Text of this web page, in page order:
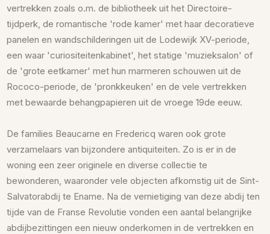
vertrekken zoals o.m. de bibliotheek uit het Directoire-
tijdperk, de romantische 'rode kamer' met haar decoratieve
panelen en wandschilderingen uit de Lodewijk XV-periode,
een waar 'curiositeitenkabinet', het statige 'muzieksalon' of
de 'grote eetkamer' met hun marmeren schouwen uit de
Rococo-periode, de 'pronkkeuken' en de vele vertrekken
met bewaarde behangpapieren uit de vroege 19de eeuw.
De families Beaucarne en Fredericq waren ook grote
verzamelaars van bijzondere antiquiteiten. Zo is er in de
woning een zeer originele en diverse collectie te
bewonderen, waaronder vele objecten afkomstig uit de Sint-
Salvatorabdij te Ename. Na de vernietiging van deze abdij ten
tijde van de Franse Revolutie vonden een aantal belangrijke
abdijbezittingen een nieuw onderkomen in de vertrekken en